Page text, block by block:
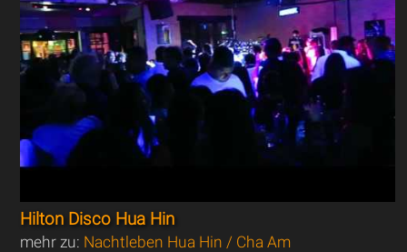
Hilton Disco Hua Hin
mehr zu: Nachtleben Hua Hin / Cha Am